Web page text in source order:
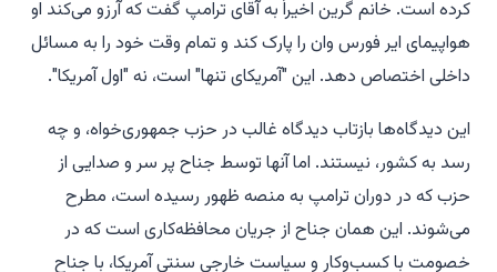
کرده است. خانم گرین اخیراً به آقای ترامپ گفت که آرزو می‌کند او
هواپیمای ایر فورس وان را پارک کند و تمام وقت خود را به مسائل
داخلی اختصاص دهد. این "آمریکای تنها" است، نه "اول آمریکا".
این دیدگاه‌ها بازتاب دیدگاه غالب در حزب جمهوری‌خواه، و چه
رسد به کشور، نیستند. اما آنها توسط جناح پر سر و صدایی از
حزب که در دوران ترامپ به منصه ظهور رسیده است، مطرح
می‌شوند. این همان جناح از جریان محافظه‌کاری است که در
خصومت با کسب‌وکار و سیاست خارجی سنتی آمریکا، با جناح